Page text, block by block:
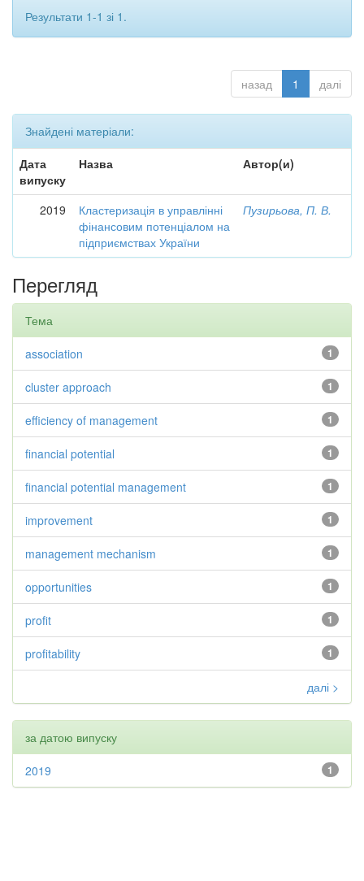
Результати 1-1 зі 1.
назад 1 далі
Знайдені матеріали:
Дата
випуску
Назва Автор(и)
2019
Кластеризація в управлінні
фінансовим потенціалом на
підприємствах України
Пузирьова, П. В.
Перегляд
Тема
1
association
1
cluster approach
1
efficiency of management
1
financial potential
1
financial potential management
1
improvement
1
management mechanism
1
opportunities
1
profit
1
profitability
далі >
за датою випуску
1
2019